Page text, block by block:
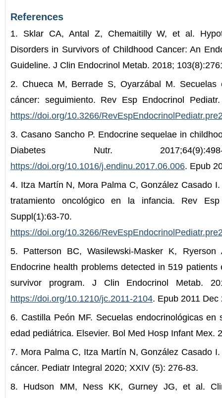
References
1. Sklar CA, Antal Z, Chemaitilly W, et al.
Disorders in Survivors of Childhood Cancer: An
Guideline. J Clin Endocrinol Metab. 2018;
2. Chueca M, Berrade S, Oyarzábal M. Secuelas
cáncer: seguimiento. Rev Esp Endocrinol
https://doi.org/10.3266/
3. Casano Sancho P. Endocrine sequelae in
Diabetes Nutr. 2017;64(9):498-
https://doi.org/10.1016/j.endinu.2017.06.006. Epub
4. Itza Martín N, Mora Palma C, González Casado
tratamiento oncológico en la infancia. Rev Esp
https://doi.org/10.3266/
5. Patterson BC, Wasilewski-Masker K,
Endocrine health problems detected in 519
survivor program. J Clin Endocrinol Metab.
https://doi.org/10.1210/jc.2011-2104. Epub 2011 Dec
6. Castilla Peón MF. Secuelas endocrinológicas
edad pediátrica. Elsevier. Bol Med Hosp Infant Mex.
7. Mora Palma C, Itza Martín N, González Casado
cáncer. Pediatr Integral 2020; XXIV (5): 276-83.
8. Hudson MM, Ness KK, Gurney JG, et al.